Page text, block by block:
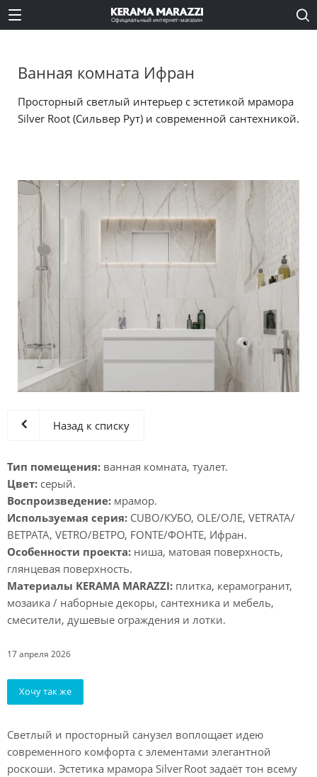
Официальный интернет-магазин
Ванная комната Ифран
Просторный светлый интерьер с эстетикой мрамора
Silver Root (Сильвер Рут) и современной сантехникой.
Назад к списку
Тип помещения: ванная комната, туалет.
Цвет: серый.
Воспроизведение: мрамор.
Используемая серия: CUBO/КУБО, OLE/ОЛЕ, VETRATA/
ВЕТРАТА, VETRO/ВЕТРО, FONTE/ФОНТЕ, Ифран.
Особенности проекта: ниша, матовая поверхность,
глянцевая поверхность.
Материалы KERAMA MARAZZI: плитка, керамогранит,
мозаика / наборные декоры, сантехника и мебель,
смесители, душевые ограждения и лотки.
17 апреля 2026
Хочу так же
Светлый и просторный санузел воплощает идею
современного комфорта с элементами элегантной
роскоши. Эстетика мрамора Silver Root задаёт тон всему